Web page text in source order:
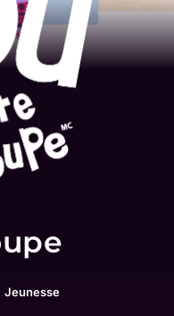
Jeunesse